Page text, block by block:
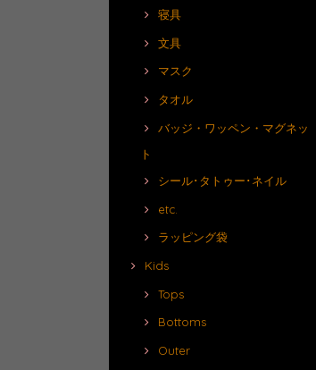
寝具
文具
マスク
タオル
バッジ・ワッペン・マグネッ
ト
シール･タトゥー･ネイル
etc.
ラッピング袋
Kids
Tops
Bottoms
Outer